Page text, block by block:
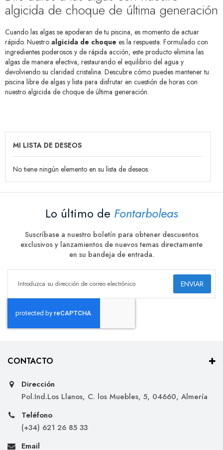
algicida de choque de última generación
Cuando las algas se apoderan de tu piscina, es momento de actuar
rápido. Nuestro algicida de choque es la respuesta. Formulado con
ingredientes poderosos y de rápida acción, este producto elimina las
algas de manera efectiva, restaurando el equilibrio del agua y
devolviendo su claridad cristalina. Descubre cómo puedes mantener tu
piscina libre de algas y lista para disfrutar en cuestión de horas con
nuestro algicida de choque de última generación.
MI LISTA DE DESEOS
No tiene ningún elemento en su lista de deseos.
Lo último de Fontarboleas
Suscríbase a nuestro boletín para obtener descuentos
exclusivos y lanzamientos de nuevos temas directamente
en su bandeja de entrada.
ENVIAR
CONTACTO
Dirección
Pol.Ind.Los Llanos, C. los Muebles, 5, 04660, Almería
Teléfono
(+34) 621 26 85 33
Email